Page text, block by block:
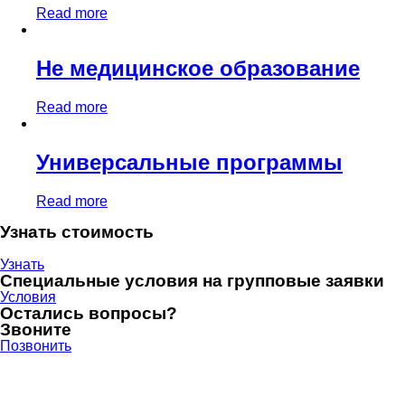
Read more
Не медицинское образование
Read more
Универсальные программы
Read more
Узнать стоимость
Узнать
Специальные условия на групповые заявки
Условия
Остались вопросы?
Звоните
Позвонить